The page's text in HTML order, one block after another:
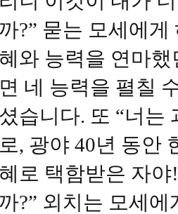
까?” 묻는 모세에
혜와 능력을 연마
면 네 능력을 펼칠
셨습니다. 또 “너는
로, 광야 40년 동안
혜로 택함받은 자
까?” 외치는 모세